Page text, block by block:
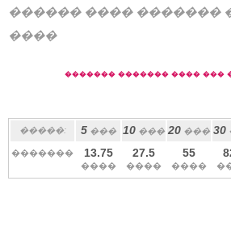
������ ���� �������
����
������� ������� ���� ���
�����: 5��� 10 ��� 20 ��� 30
������� 13.75
����
27.5
����
55
����